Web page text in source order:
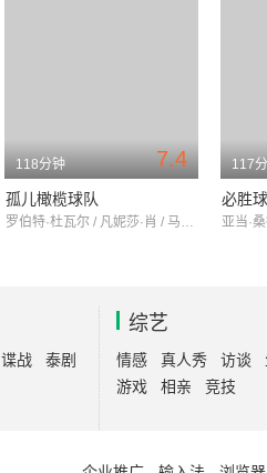
7.4
118分钟
孤儿橄榄球队
罗伯特·杜瓦尔 / 凡妮莎·肖 / 马丁·辛
117
必胜
谍战
泰剧
综艺
情感 真人秀 访谈
游戏
相亲 竞技